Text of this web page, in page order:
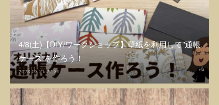
4/8(土)【DIY/ワークショップ】壁紙を利用して”通帳
ケース”を作ろう！
2023.03.21 22:39